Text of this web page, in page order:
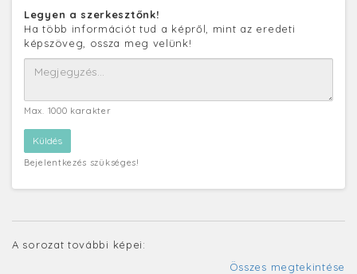
Legyen a szerkesztőnk!
Ha több információt tud a képről, mint az eredeti
képszöveg, ossza meg velünk!
Max. 1000 karakter
Bejelentkezés szükséges!
A sorozat további képei:
Összes megtekintése